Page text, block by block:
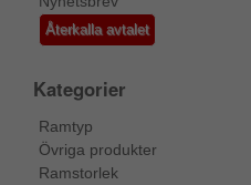
Återkalla avtalet
Kategorier
Ramtyp
Övriga produkter
Ramstorlek